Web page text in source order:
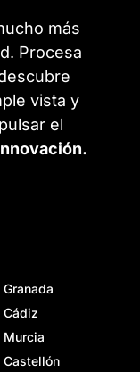
más
Procesa
vista y
el
Granada
Cádiz
Murcia
Castellón